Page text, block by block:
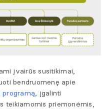
įvairūs susitikimai,
bendruomenę apie
, įgalinti
teikiamomis priemonėmis,